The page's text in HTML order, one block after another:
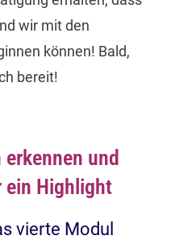
wir mit den
können! Bald,
bereit!
und
ein Highlight
vierte Modul